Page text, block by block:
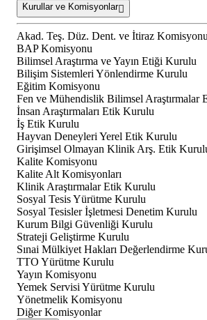
Kurullar ve Komisyonlar
Akad. Teş. Düz. Dent. ve İtiraz Komisyonu
BAP Komisyonu
Bilimsel Araştırma ve Yayın Etiği Kurulu
Bilişim Sistemleri Yönlendirme Kurulu
Eğitim Komisyonu
Fen ve Mühendislik Bilimsel Araştırmalar
İnsan Araştırmaları Etik Kurulu
İş Etik Kurulu
Hayvan Deneyleri Yerel Etik Kurulu
Girişimsel Olmayan Klinik Arş. Etik
Kalite Komisyonu
Kalite Alt Komisyonları
Klinik Araştırmalar Etik Kurulu
Sosyal Tesis Yürütme Kurulu
Sosyal Tesisler İşletmesi Denetim Kurulu
Kurum Bilgi Güvenliği Kurulu
Strateji Geliştirme Kurulu
Sınai Mülkiyet Hakları Değerlendirme
TTO Yürütme Kurulu
Yayın Komisyonu
Yemek Servisi Yürütme Kurulu
Yönetmelik Komisyonu
Diğer Komisyonlar